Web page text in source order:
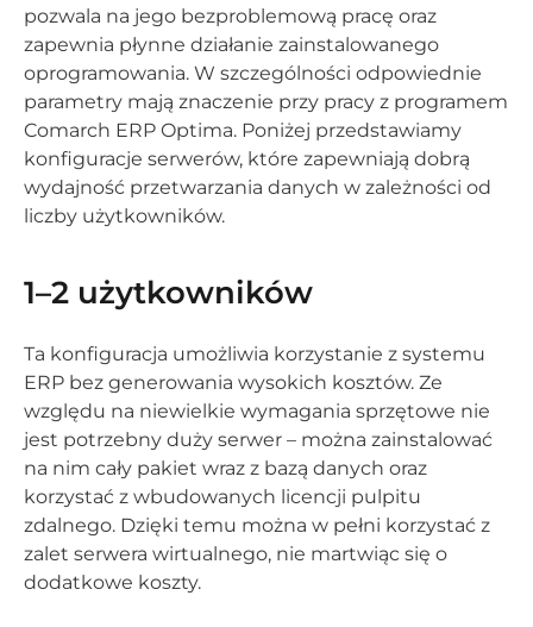
pozwala na jego bezproblemową pracę oraz
zapewnia płynne działanie zainstalowanego
oprogramowania. W szczególności odpowiednie
parametry mają znaczenie przy pracy z programem
Comarch ERP Optima. Poniżej przedstawiamy
konfiguracje serwerów, które zapewniają dobrą
wydajność przetwarzania danych w zależności od
liczby użytkowników.
1–2 użytkowników
Ta konfiguracja umożliwia korzystanie z systemu
ERP bez generowania wysokich kosztów. Ze
względu na niewielkie wymagania sprzętowe nie
jest potrzebny duży serwer – można zainstalować
na nim cały pakiet wraz z bazą danych oraz
korzystać z wbudowanych licencji pulpitu
zdalnego. Dzięki temu można w pełni korzystać z
zalet serwera wirtualnego, nie martwiąc się o
dodatkowe koszty.